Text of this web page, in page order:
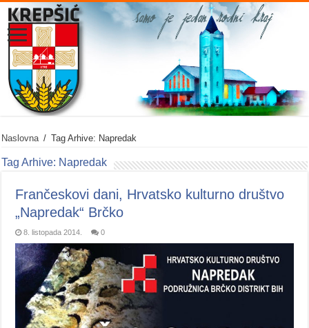
Naslovna / Tag Arhive: Napredak
Tag Arhive: Napredak
Frančeskovi dani, Hrvatsko kulturno društvo
„Napredak“ Brčko
8. listopada 2014. 0